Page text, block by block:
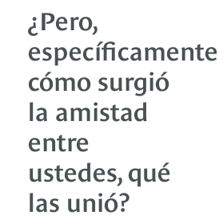
¿Pero,
específicamente
cómo surgió
la amistad
entre
ustedes, qué
las unió?